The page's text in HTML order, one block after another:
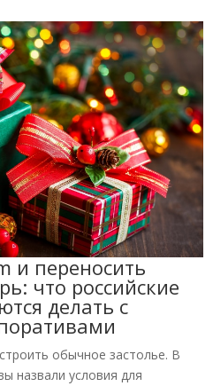
и переносить
что российские
делать с
обычное застолье. В
назвали условия для